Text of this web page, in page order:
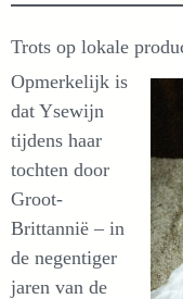
Trots op lokale
Opmerkelijk is
dat Ysewijn
tijdens haar
tochten door
Groot-
Brittannië – in
de negentiger
jaren van de